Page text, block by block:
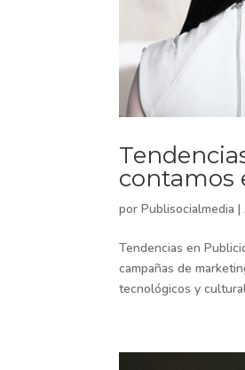
contamos
porPublisocialmedia |
Tendencias en
campañas de
tecnológicos y